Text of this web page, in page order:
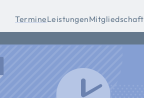
TermineLeistungenMitgliedschaft